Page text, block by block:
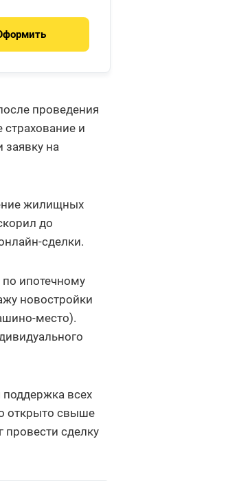
проведения
и
заявку на
жилищных
до
сделки.
по ипотечному
новостройки
место).
всех
открыто свыше
сделку